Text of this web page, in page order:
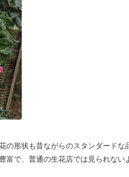
の形状も昔ながらのスタンダード
富で、普通の生花店では見られな